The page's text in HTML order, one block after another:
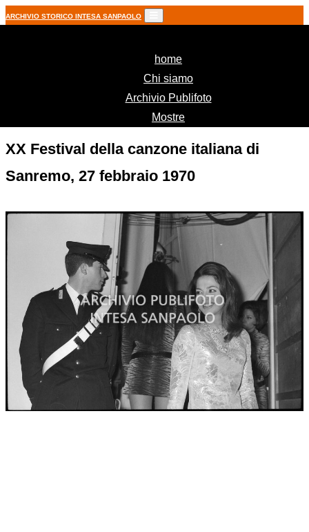
ARCHIVIO STORICO INTESA SANPAOLO
home(current)
Chi siamo
Archivio Publifoto
Mostre
XX Festival della canzone italiana di
Sanremo, 27 febbraio 1970